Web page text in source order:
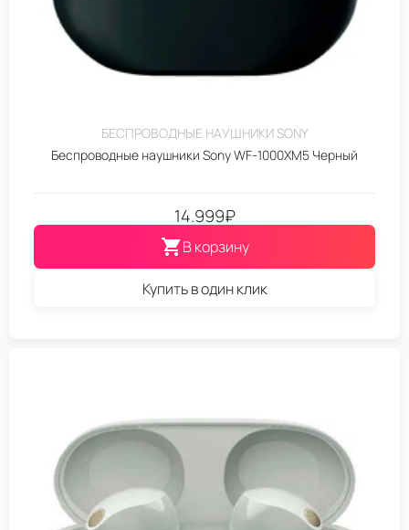
БЕСПРОВОДНЫЕ НАУШНИКИ SONY
Беспроводные наушники Sony WF-1000XM5 Черный
14.999₽
В корзину
Купить в один клик